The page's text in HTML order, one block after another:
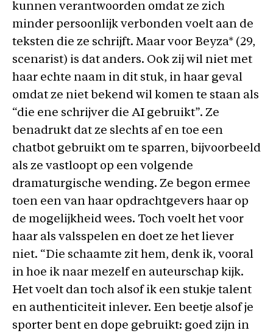
kunnen verantwoorden omdat ze zich
minder persoonlijk verbonden voelt aan de
teksten die ze schrijft. Maar voor Beyza* (29,
scenarist) is dat anders. Ook zij wil niet met
haar echte naam in dit stuk, in haar geval
omdat ze niet bekend wil komen te staan als
“die ene schrijver die AI gebruikt”. Ze
benadrukt dat ze slechts af en toe een
chatbot gebruikt om te sparren, bijvoorbeeld
als ze vastloopt op een volgende
dramaturgische wending. Ze begon ermee
toen een van haar opdrachtgevers haar op
de mogelijkheid wees. Toch voelt het voor
haar als valsspelen en doet ze het liever
niet. “Die schaamte zit hem, denk ik, vooral
in hoe ik naar mezelf en auteurschap kijk.
Het voelt dan toch alsof ik een stukje talent
en authenticiteit inlever. Een beetje alsof je
sporter bent en dope gebruikt: goed zijn in